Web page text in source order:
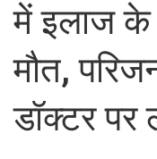
में इलाज के
मौत,
डॉक्टर पर